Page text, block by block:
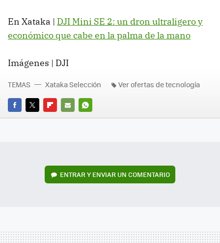
En Xataka | DJI Mini SE 2: un dron ultraligero y
económico que cabe en la palma de la mano
Imágenes | DJI
FACEBOOK
TWITTERFLIPBOARD
E-
WHATSAPP
TEMAS Xataka Selección Ver ofertas de tecnología
ENTRAR Y ENVIAR UN COMENTARIO